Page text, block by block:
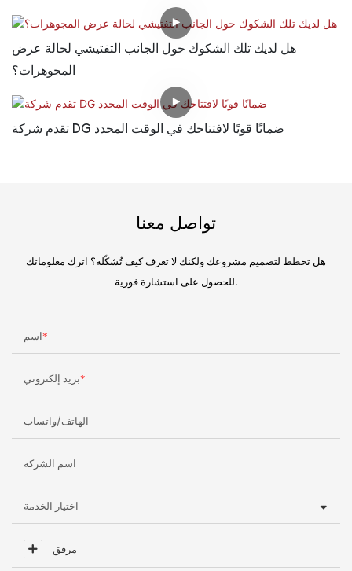
هل لديك تلك الشكوك حول الجانب التفتيشي لحالة عرض
المجوهرات؟
تقدم شركة DG ضمانًا قويًا لافتتاحك في الوقت المحدد
تواصل معنا
هل تخطط لتصميم مشروعك ولكنك لا تعرف كيف تُشكّله؟ اترك معلوماتك
للحصول على استشارة فورية.
اسم
بريد إلكتروني
الهاتف/واتساب
اسم الشركة
اختيار الخدمة
مرفق